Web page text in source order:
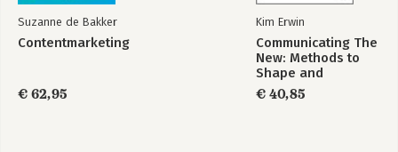
Suzanne de Bakker
Contentmarketing
€ 62,95
Kim Erwin
Communicating The
New: Methods to
Shape and
Accelerate
Innovation
€ 40,85